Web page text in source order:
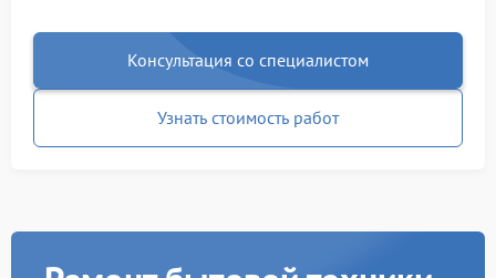
Консультация со специалистом
Узнать стоимость работ